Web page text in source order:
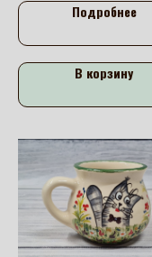
Подробнее
В корзину